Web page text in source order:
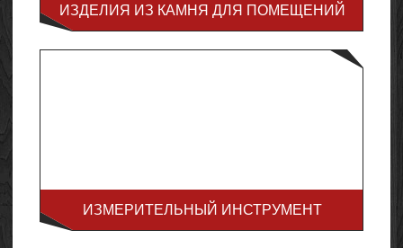
ИЗДЕЛИЯ ИЗ КАМНЯ ДЛЯ ПОМЕЩЕНИЙ
ИЗМЕРИТЕЛЬНЫЙ ИНСТРУМЕНТ